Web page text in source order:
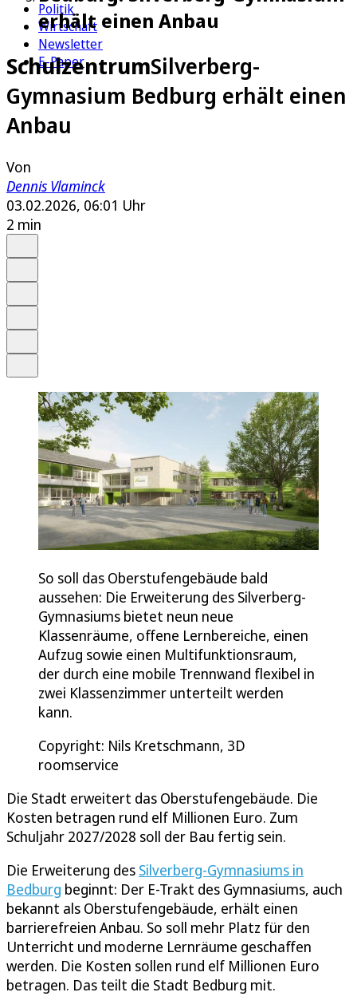
Politik
Wirtschaft
Newsletter
E-Paper
erhält einen Anbau
SchulzentrumSilverberg-
Gymnasium Bedburg erhält einen
Anbau
Von
Dennis Vlaminck
03.02.2026, 06:01 Uhr
2 min
So soll das Oberstufengebäude bald
aussehen: Die Erweiterung des Silverberg-
Gymnasiums bietet neun neue
Klassenräume, offene Lernbereiche, einen
Aufzug sowie einen Multifunktionsraum,
der durch eine mobile Trennwand flexibel in
zwei Klassenzimmer unterteilt werden
kann.
Copyright: Nils Kretschmann, 3D
roomservice
Die Stadt erweitert das Oberstufengebäude. Die
Kosten betragen rund elf Millionen Euro. Zum
Schuljahr 2027/2028 soll der Bau fertig sein.
Die Erweiterung des Silverberg-Gymnasiums in
Bedburg beginnt: Der E-Trakt des Gymnasiums, auch
bekannt als Oberstufengebäude, erhält einen
barrierefreien Anbau. So soll mehr Platz für den
Unterricht und moderne Lernräume geschaffen
werden. Die Kosten sollen rund elf Millionen Euro
betragen. Das teilt die Stadt Bedburg mit.